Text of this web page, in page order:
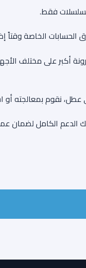
فقط.
الحسابات الخاصة وقتاً
أكبر على مختلف
نقوم بمعالجته أو
لك الدعم الكامل